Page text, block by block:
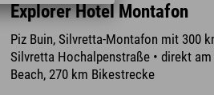
Explorer Hotel Montafon
Piz Buin, Silvretta-Montafon mit 300
Silvretta Hochalpenstraße • direkt
Beach, 270 km Bikestrecke